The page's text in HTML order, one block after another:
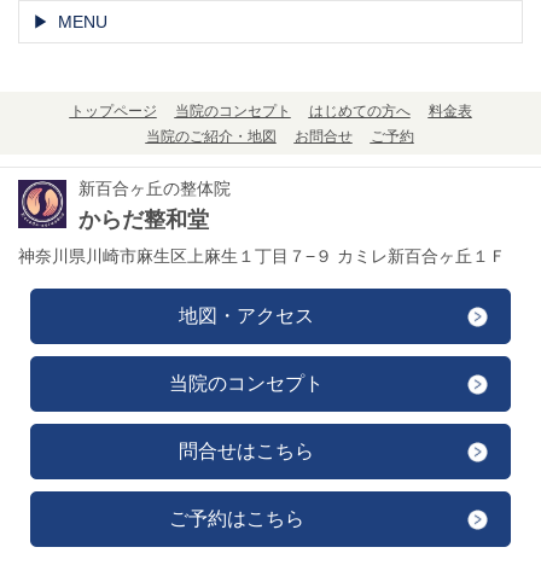
MENU
トップページ 当院のコンセプト はじめての方へ
料金表
当院のご紹介・地図
お問合せ ご予約
新百合ヶ丘の整体院
からだ整和堂
神奈川県川崎市麻生区上麻生１丁目７−９ カミレ新百合ヶ丘１Ｆ
地図・アクセス
当院のコンセプト
問合せはこちら
ご予約はこちら